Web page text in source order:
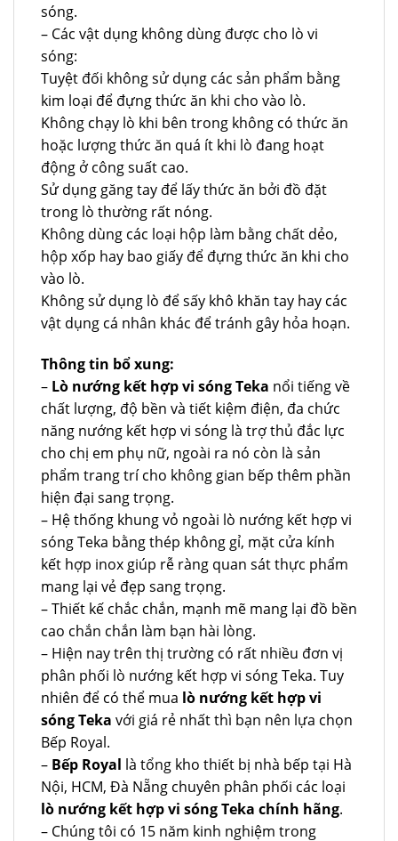
sóng.
– Các vật dụng không dùng được cho lò vi
sóng:
Tuyệt đối không sử dụng các sản phẩm bằng
kim loại để đựng thức ăn khi cho vào lò.
Không chạy lò khi bên trong không có thức ăn
hoặc lượng thức ăn quá ít khi lò đang hoạt
động ở công suất cao.
Sử dụng găng tay để lấy thức ăn bởi đồ đặt
trong lò thường rất nóng.
Không dùng các loại hộp làm bằng chất dẻo,
hộp xốp hay bao giấy để đựng thức ăn khi cho
vào lò.
Không sử dụng lò để sấy khô khăn tay hay các
vật dụng cá nhân khác để tránh gây hỏa hoạn.
Thông tin bổ xung:
– Lò nướng kết hợp vi sóng Teka nổi tiếng về
chất lượng, độ bền và tiết kiệm điện, đa chức
năng nướng kết hợp vi sóng là trợ thủ đắc lực
cho chị em phụ nữ, ngoài ra nó còn là sản
phẩm trang trí cho không gian bếp thêm phần
hiện đại sang trọng.
– Hệ thống khung vỏ ngoài lò nướng kết hợp vi
sóng Teka bằng thép không gỉ, mặt cửa kính
kết hợp inox giúp rễ ràng quan sát thực phẩm
mang lại vẻ đẹp sang trọng.
– Thiết kế chắc chắn, mạnh mẽ mang lại đồ bền
cao chắn chắn làm bạn hài lòng.
– Hiện nay trên thị trường có rất nhiều đơn vị
phân phối lò nướng kết hợp vi sóng Teka. Tuy
nhiên để có thể mua lò nướng kết hợp vi
sóng Teka với giá rẻ nhất thì bạn nên lựa chọn
Bếp Royal.
– Bếp Royal là tổng kho thiết bị nhà bếp tại Hà
Nội, HCM, Đà Nẵng chuyên phân phối các loại
lò nướng kết hợp vi sóng Teka chính hãng.
– Chúng tôi có 15 năm kinh nghiệm trong